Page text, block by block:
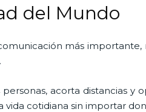
del Mundo
más
acorta distancias
cotidiana sin importar